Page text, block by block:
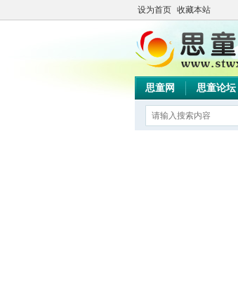
设为首页 收藏本站
思童网 思童论坛